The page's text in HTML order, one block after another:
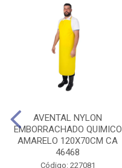
AVENTAL NYLON
EMBORRACHADO QUIMICO
AMARELO 120X70CM CA
46468
Código: 227081